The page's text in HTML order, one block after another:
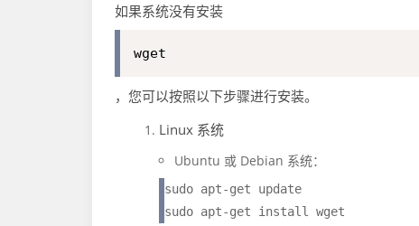
如果系统没有安装
wget
，您可以按照以下步骤进行安装。
Linux 系统
Ubuntu 或 Debian 系统：
sudo apt-get update